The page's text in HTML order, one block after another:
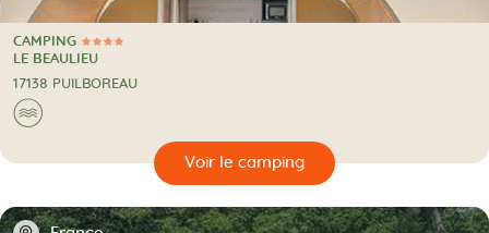
4 Étoiles
CAMPING
CAMPING
LE BEAULIEU
17138 PUILBOREAU
Au bord de l'eau
🌊
🔍